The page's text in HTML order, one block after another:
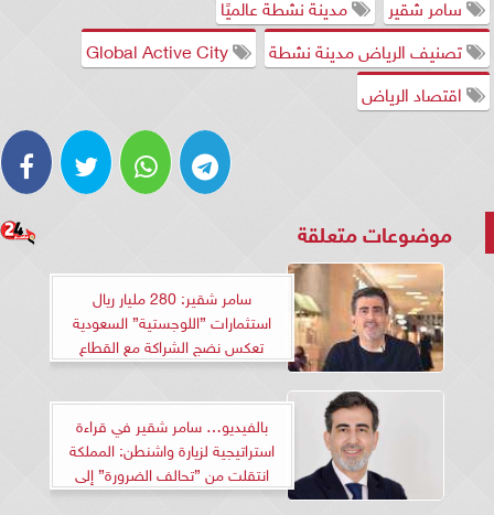
سامر شقير
مدينة نشطة عالميًا
تصنيف الرياض مدينة نشطة
اقتصاد الرياض
موضوعات متعلقة
سامر شقير: 280 مليار ريال
استثمارات ”اللوجستية” السعودية
تعكس نضج الشراكة مع القطاع
الخاص.. والنمو يقود المنطقة
بالفيديو… سامر شقير في قراءة
استراتيجية لزيارة واشنطن: المملكة
انتقلت من ”تحالف الضرورة” إلى
”هندسة المستقبل”